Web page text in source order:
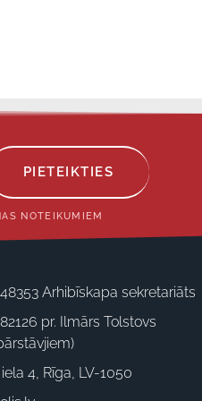
PIETEIKTIES
NOTEIKUMIEM
Arhibīskapa sekretariāts
pr. Ilmārs Tolstovs
4, Rīga, LV-1050